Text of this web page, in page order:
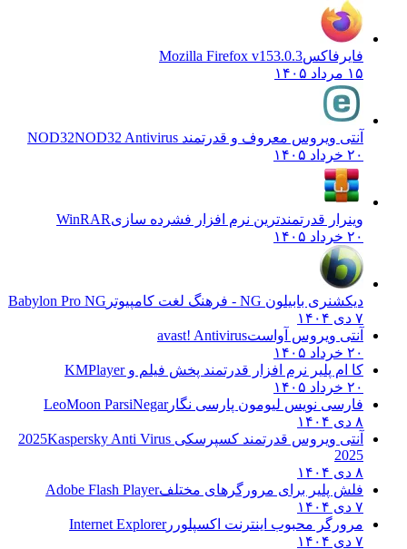
فایرفاکسMozilla Firefox v153.0.3
۱۵ مرداد ۱۴۰۵
آنتی ویروس معروف و قدرتمند NOD32NOD32 Antivirus
۲۰ خرداد ۱۴۰۵
وینرار قدرتمندترین نرم افزار فشرده سازیWinRAR
۲۰ خرداد ۱۴۰۵
دیکشنری بابیلون NG - فرهنگ لغت کامپیوتر
Babylon Pro NG
آنتی ویروس آواستavast! Antivirus
۲۰ خرداد ۱۴۰۵
کا ام پلیر نرم افزار قدرتمند پخش فیلم وKMPlayer
۲۰ خرداد ۱۴۰۵
فارسی نویس لیومون پارسی نگارLeoMoon ParsiNegar
آنتی ویروس قدرتمند کسپرسکی 2025 Kaspersky Anti Virus
2025
فلش پلیر برای مرورگرهای مختلف Adobe Flash Player
مرورگر محبوب اینترنت اکسپلورر Internet Explorer